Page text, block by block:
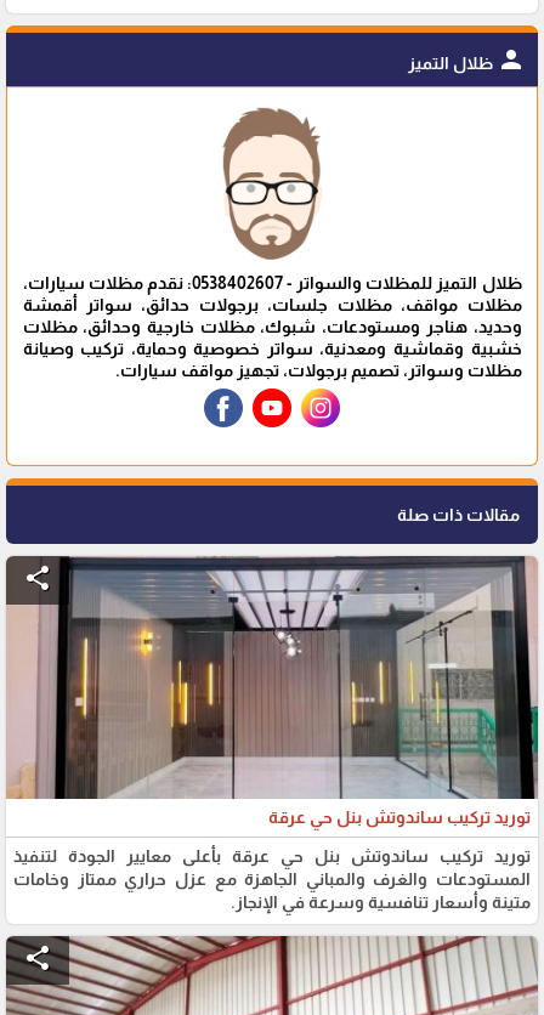
person ظلال التميز
ظلال التميز للمظلات والسواتر - 0538402607: نقدم مظلات سيارات،
مظلات مواقف، مظلات جلسات، برجولات حدائق، سواتر أقمشة
وحديد، هناجر ومستودعات، شبوك، مظلات خارجية وحدائق، مظلات
خشبية وقماشية ومعدنية، سواتر خصوصية وحماية، تركيب وصيانة
مظلات وسواتر، تصميم برجولات، تجهيز مواقف سيارات.
مقالات ذات صلة
share
توريد تركيب ساندوتش بنل حي عرقة
توريد تركيب ساندوتش بنل حي عرقة بأعلى معايير الجودة لتنفيذ
المستودعات والغرف والمباني الجاهزة مع عزل حراري ممتاز وخامات
متينة وأسعار تنافسية وسرعة في الإنجاز.
share